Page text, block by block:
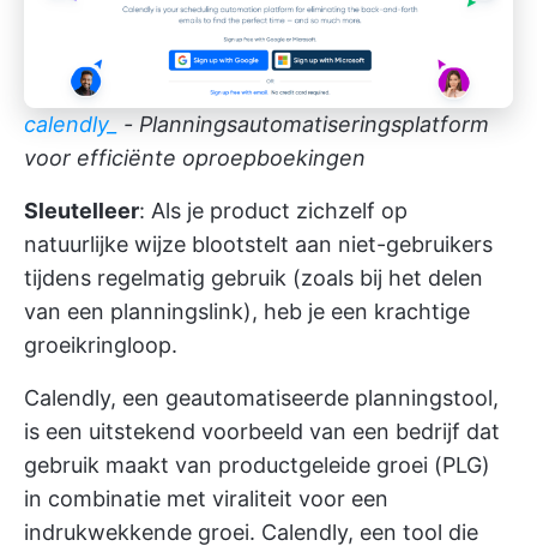
calendly_
- Planningsautomatiseringsplatform
voor efficiënte oproepboekingen
Sleutelleer: Als je product zichzelf op
natuurlijke wijze blootstelt aan niet-gebruikers
tijdens regelmatig gebruik (zoals bij het delen
van een planningslink), heb je een krachtige
groeikringloop.
Calendly, een geautomatiseerde planningstool,
is een uitstekend voorbeeld van een bedrijf dat
gebruik maakt van productgeleide groei (PLG)
in combinatie met viraliteit voor een
indrukwekkende groei. Calendly, een tool die